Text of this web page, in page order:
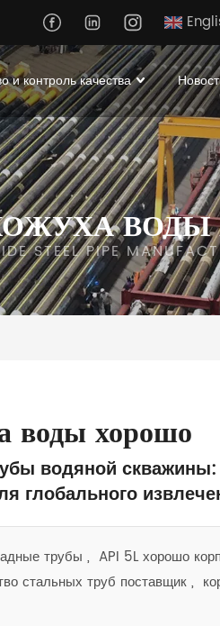
и контроль качества
STEEL PIPE
воды хорошо
водяной скважины:
глобального
трубы , API 5L хорошо
стальных труб поставщик ,